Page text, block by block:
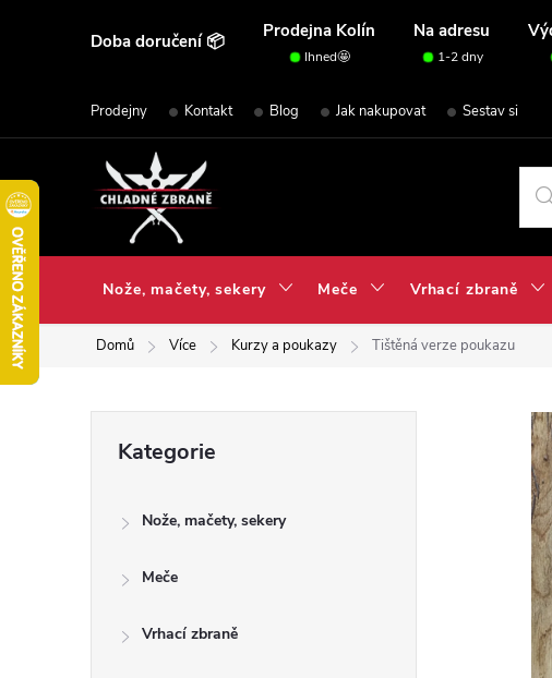
Doba doručení 📦 Prodejna Kolín Na adresu
Ihned🤩 1-2 dny
Prodejny Kontakt Blog Jak nakupovat Sestav si svou
Nože, mačety, sekery Meče Vrhací zbraně
Domů Více Kurzy a poukazy Tištěná verze poukazu
kategorie
Kategorie
Nože, mačety, sekery
Meče
Vrhací zbraně